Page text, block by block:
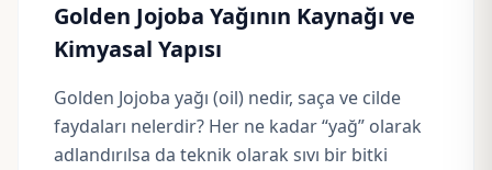
Golden Jojoba Yağının Kaynağı ve
Kimyasal Yapısı
Golden Jojoba yağı (oil) nedir, saça ve cilde
faydaları nelerdir? Her ne kadar “yağ” olarak
adlandırılsa da teknik olarak sıvı bir bitki